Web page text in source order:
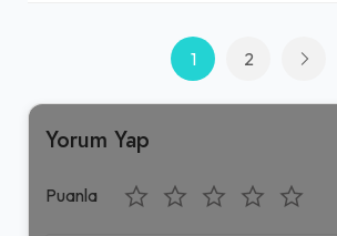
1 2
Yorum Yap
Puanla